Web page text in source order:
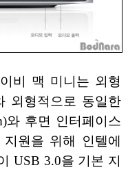
비 맥 미니는 외형
외형적으로 동일한
와 후면 인터페이스
원을 위해 인텔에
USB 3.0을 기본 지